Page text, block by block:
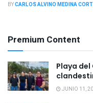
BYCARLOS ALVINO MEDINA
Premium Content
Playa
JUNIO 11,